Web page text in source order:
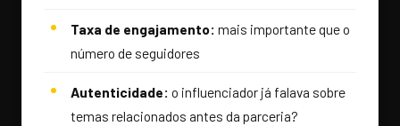
Taxa de engajamento: mais importante que o
número de seguidores
Autenticidade: o influenciador já falava sobre
temas relacionados antes da parceria?